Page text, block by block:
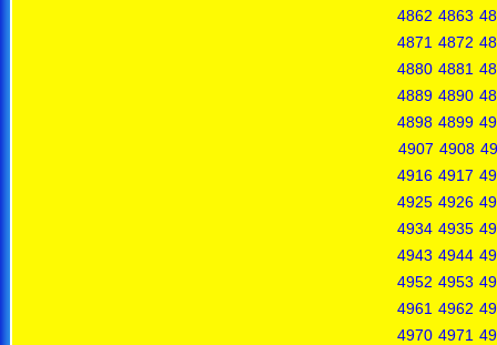
4862 4863
4871 4872
4880 4881
4889 4890
4898 4899
4907 4908
4916 4917
4925 4926
4934 4935
4943 4944
4952 4953
4961 4962
4970 4971